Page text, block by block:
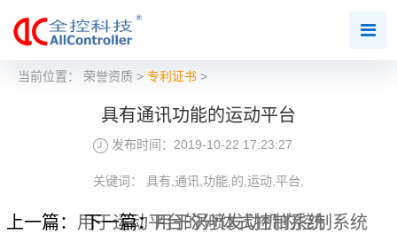
当前位置： 荣誉资质> 专利证书>
具有通讯功能的运动平台
发布时间：2019-10-22 17:23:27
关键词： 具有,通讯,功能,的,运动,平台,
上一篇： 用于运动平台的分体式控制系统
下一篇：用于涡喷发动机的控制系统